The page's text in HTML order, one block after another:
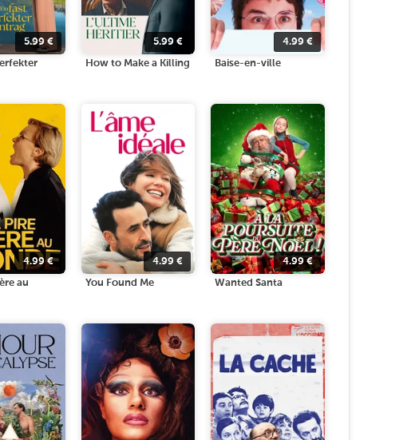
5.99€ 5.99 €
How to Make a Killing
4.99€
Baise-en-ville
4.99€
au
4.99 €
You Found Me
4.99€
Wanted Santa